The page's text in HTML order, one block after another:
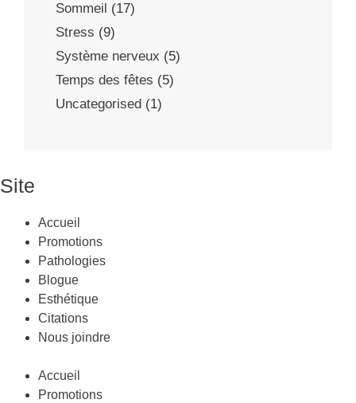
Sommeil (17)
Stress (9)
Système nerveux (5)
Temps des fêtes (5)
Uncategorised (1)
Site
Accueil
Promotions
Pathologies
Blogue
Esthétique
Citations
Nous joindre
Accueil
Promotions